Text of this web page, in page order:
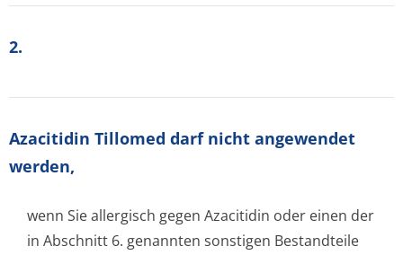
2.
Azacitidin Tillomed darf nicht angewendet
werden,
wenn Sie allergisch gegen Azacitidin oder einen der
in Abschnitt 6. genannten sonstigen Bestandteile